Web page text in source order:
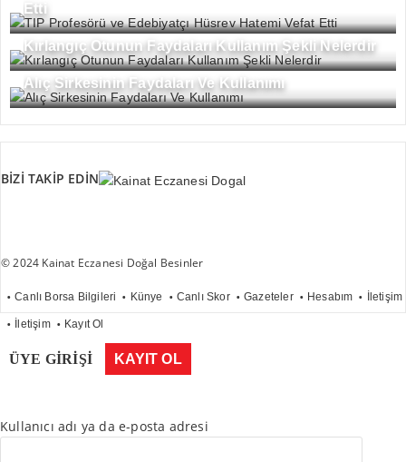
Etti
Kırlangıç Otunun Faydaları Kullanım Şekli Nelerdir
Alıç Sirkesinin Faydaları Ve Kullanımı
BİZİ TAKİP EDİN
© 2024 Kainat Eczanesi Doğal Besinler
Canlı Borsa Bilgileri Künye Canlı Skor Gazeteler Hesabım İletişim
İletişim Kayıt Ol
ÜYE GİRİŞİ KAYIT OL
Kullanıcı adı ya da e-posta adresi